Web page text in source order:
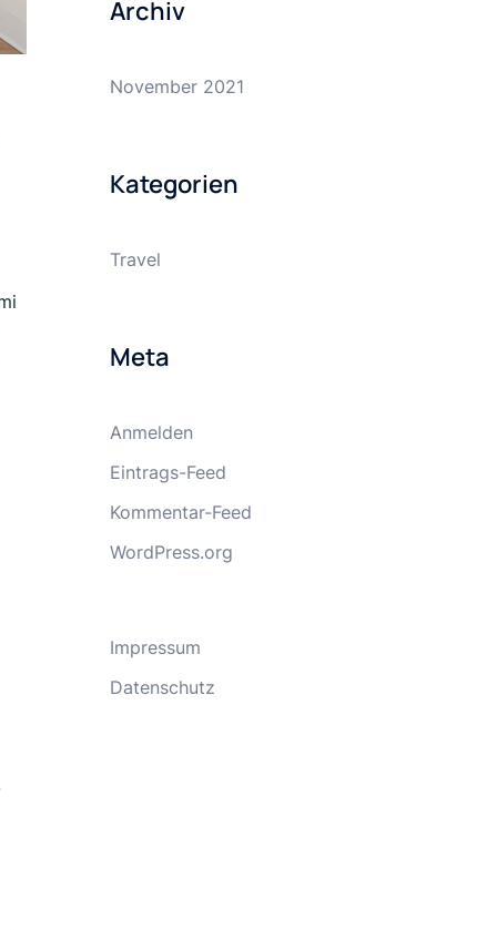
Archiv
November 2021
Kategorien
Travel
Meta
Anmelden
Eintrags-Feed
Kommentar-Feed
WordPress.org
Impressum
Datenschutz